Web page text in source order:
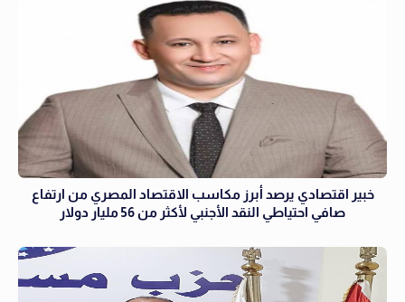
خبير اقتصادي يرصد أبرز مكاسب الاقتصاد المصري من ارتفاع
صافي احتياطي النقد الأجنبي لأكثر من 56 مليار دولار